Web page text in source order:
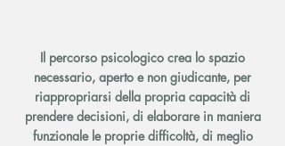
Il percorso psicologico crea lo spazio
necessario, aperto e non giudicante, per
riappropriarsi della propria capacità di
prendere decisioni, di elaborare in maniera
funzionale le proprie difficoltà, di meglio